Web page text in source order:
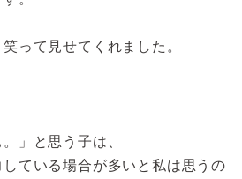
って見せてくれました。
」と思う子は、
ている場合が多いと私は思うの